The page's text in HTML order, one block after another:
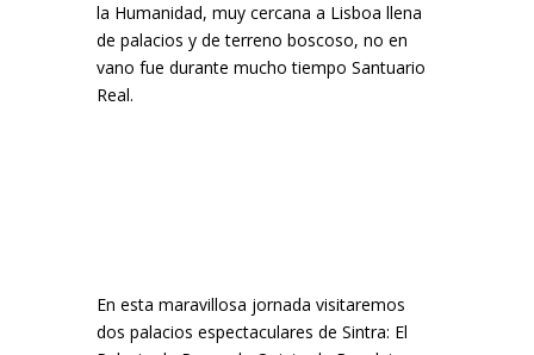
la Humanidad, muy cercana a Lisboa llena
de palacios y de terreno boscoso, no en
vano fue durante mucho tiempo Santuario
Real.
En esta maravillosa jornada visitaremos
dos palacios espectaculares de Sintra: El